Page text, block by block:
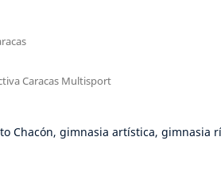
Caracas Multisport
Chacón, gimnasia artística, gimnasia